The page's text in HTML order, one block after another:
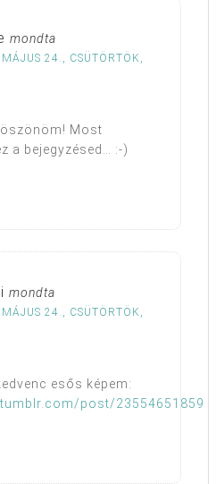
mondta
24., CSÜTÖRTÖK,
Most
a bejegyzésed… :-)
mondta
24., CSÜTÖRTÖK,
esős képem:
post/23554651859